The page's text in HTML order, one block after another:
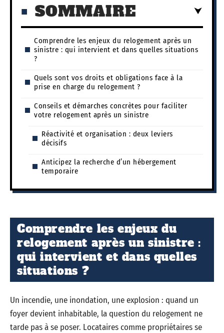
SOMMAIRE
Comprendre les enjeux du relogement après un
sinistre : qui intervient et dans quelles situations
?
Quels sont vos droits et obligations face à la
prise en charge du relogement ?
Conseils et démarches concrètes pour faciliter
votre relogement après un sinistre
Réactivité et organisation : deux leviers
décisifs
Anticipez la recherche d’un hébergement
temporaire
Comprendre les enjeux du
relogement après un sinistre :
qui intervient et dans quelles
situations ?
Un incendie, une inondation, une explosion : quand un
foyer devient inhabitable, la question du relogement ne
tarde pas à se poser. Locataires comme propriétaires se